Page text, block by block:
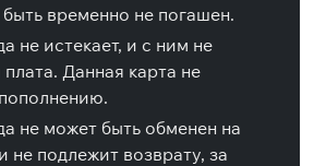
временно не погашен.
не истекает, и с ним не
Данная карта не
не может быть обменен на
не подлежит возврату, за